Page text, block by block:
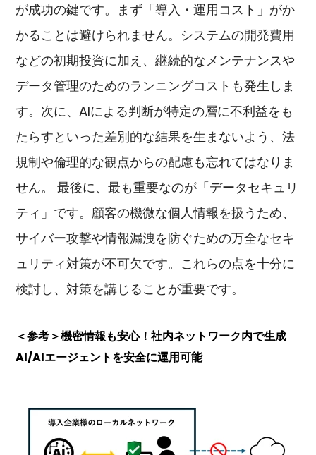
が成功の鍵です。まず「導入・運用コスト」がか
かることは避けられません。システムの開発費用
などの初期投資に加え、継続的なメンテナンスや
データ管理のためのランニングコストも発生しま
す。次に、AIによる判断が特定の層に不利益をも
たらすといった差別的な結果を生まないよう、法
規制や倫理的な観点からの配慮も忘れてはなりま
せん。 最後に、最も重要なのが「データセキュリ
ティ」です。顧客の機微な個人情報を扱うため、
サイバー攻撃や情報漏洩を防ぐための万全なセキ
ュリティ対策が不可欠です。これらの点を十分に
検討し、対策を講じることが重要です。
＜参考＞機密情報も安心！社内ネットワーク内で生成
AI/AIエージェントを安全に運用可能